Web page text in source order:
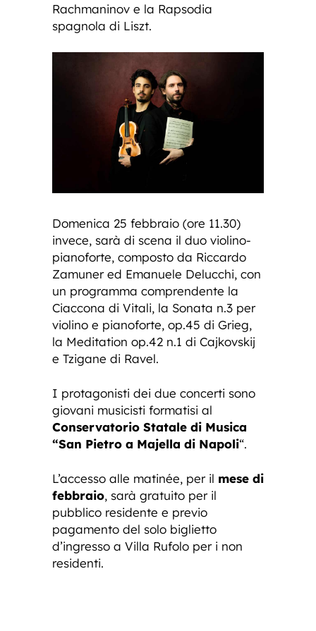
Rachmaninov e la Rapsodia
spagnola di Liszt.
Domenica 25 febbraio (ore 11.30)
invece, sarà di scena il duo violino-
pianoforte, composto da Riccardo
Zamuner ed Emanuele Delucchi, con
un programma comprendente la
Ciaccona di Vitali, la Sonata n.3 per
violino e pianoforte, op.45 di Grieg,
la Meditation op.42 n.1 di Cajkovskij
e Tzigane di Ravel.
I protagonisti dei due concerti sono
giovani musicisti formatisi al
Conservatorio Statale di Musica
“San Pietro a Majella di Napoli“.
L’accesso alle matinée, per il mese di
febbraio, sarà gratuito per il
pubblico residente e previo
pagamento del solo biglietto
d’ingresso a Villa Rufolo per i non
residenti.